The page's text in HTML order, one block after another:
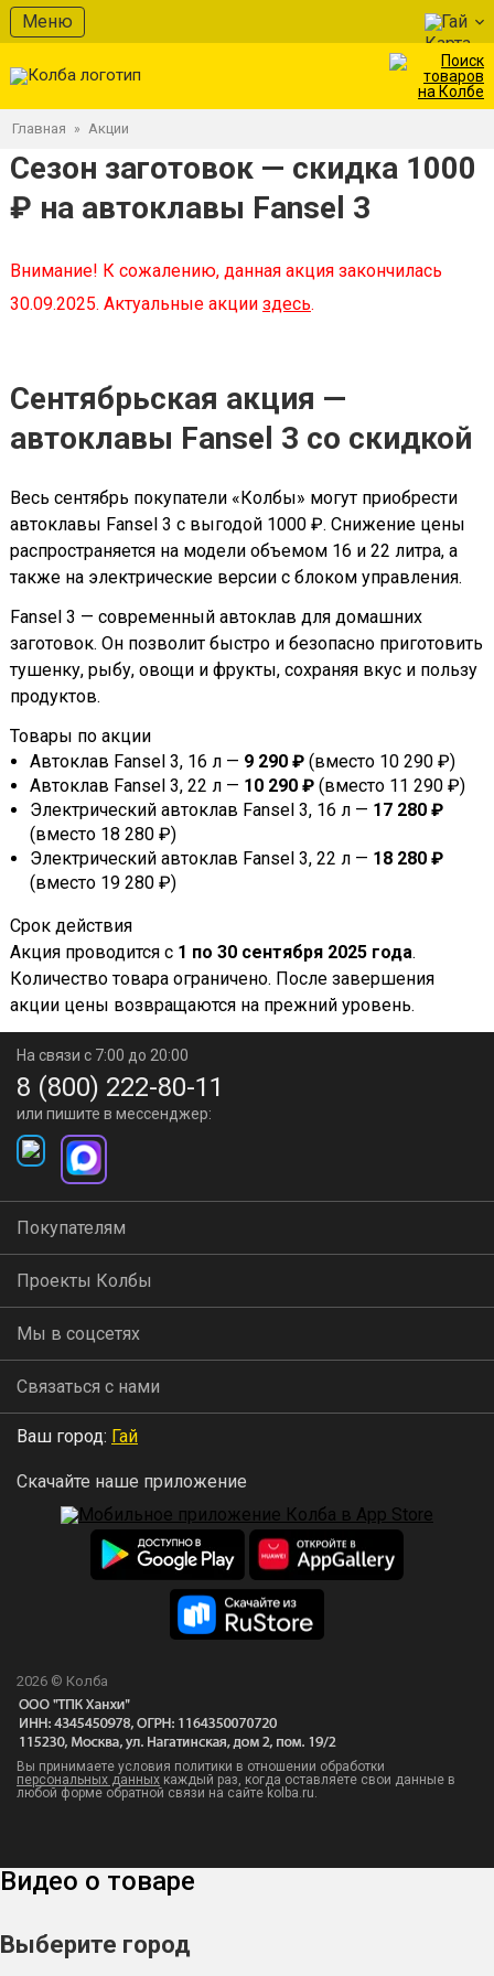
Меню Гай
Главная » Акции
Сезон заготовок — скидка 1000
₽ на автоклавы Fansel 3
Внимание! К сожалению, данная акция закончилась
30.09.2025. Актуальные акции здесь.
Сентябрьская акция —
автоклавы Fansel 3 со скидкой
Весь сентябрь покупатели «Колбы» могут приобрести
автоклавы Fansel 3 с выгодой 1000 ₽. Снижение цены
распространяется на модели объемом 16 и 22 литра, а
также на электрические версии с блоком управления.
Fansel 3 — современный автоклав для домашних
заготовок. Он позволит быстро и безопасно приготовить
тушенку, рыбу, овощи и фрукты, сохраняя вкус и пользу
продуктов.
Товары по акции
Автоклав Fansel 3, 16 л — 9 290 ₽ (вместо 10 290 ₽)
Автоклав Fansel 3, 22 л — 10 290 ₽ (вместо 11 290 ₽)
Электрический автоклав Fansel 3, 16 л — 17 280 ₽
(вместо 18 280 ₽)
Электрический автоклав Fansel 3, 22 л — 18 280 ₽
(вместо 19 280 ₽)
Срок действия
Акция проводится с 1 по 30 сентября 2025 года.
Количество товара ограничено. После завершения
акции цены возвращаются на прежний уровень.
На связи с 7:00 до 20:00
8 (800) 222-80-11
или пишите в мессенджер:
Покупателям
Проекты Колбы
Мы в соцсетях
Связаться с нами
Ваш город: Гай
Скачайте наше приложение
2026 © Колба
Вы принимаете условия политики в отношении обработки
персональных данных каждый раз, когда оставляете свои данные в
любой форме обратной связи на сайте kolba.ru.
Видео о товаре
Выберите город